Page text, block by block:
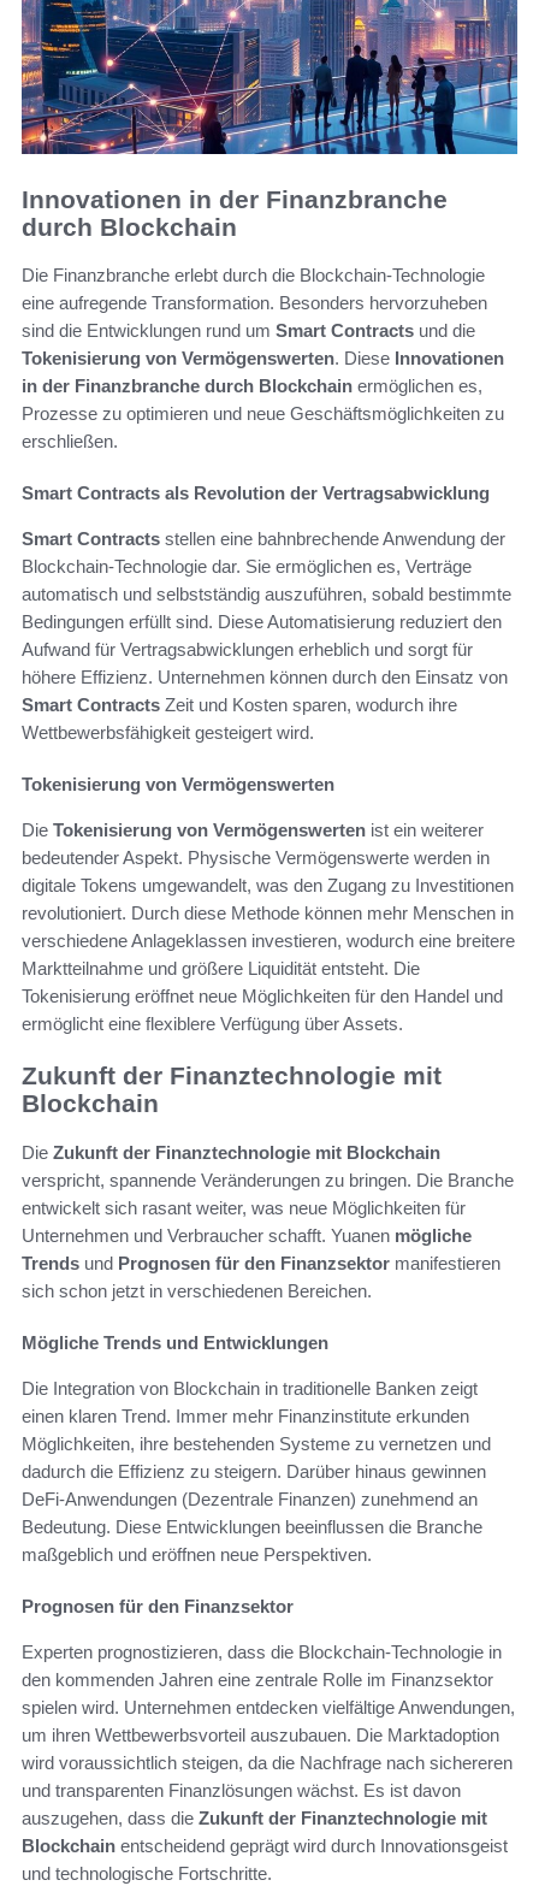
Innovationen in der Finanzbranche
durch Blockchain
Die Finanzbranche erlebt durch die Blockchain-Technologie
eine aufregende Transformation. Besonders hervorzuheben
sind die Entwicklungen rund um Smart Contracts und die
Tokenisierung von Vermögenswerten. Diese Innovationen
in der Finanzbranche durch Blockchain ermöglichen es,
Prozesse zu optimieren und neue Geschäftsmöglichkeiten zu
erschließen.
Smart Contracts als Revolution der Vertragsabwicklung
Smart Contracts stellen eine bahnbrechende Anwendung der
Blockchain-Technologie dar. Sie ermöglichen es, Verträge
automatisch und selbstständig auszuführen, sobald bestimmte
Bedingungen erfüllt sind. Diese Automatisierung reduziert den
Aufwand für Vertragsabwicklungen erheblich und sorgt für
höhere Effizienz. Unternehmen können durch den Einsatz von
Smart Contracts Zeit und Kosten sparen, wodurch ihre
Wettbewerbsfähigkeit gesteigert wird.
Tokenisierung von Vermögenswerten
Die Tokenisierung von Vermögenswerten ist ein weiterer
bedeutender Aspekt. Physische Vermögenswerte werden in
digitale Tokens umgewandelt, was den Zugang zu Investitionen
revolutioniert. Durch diese Methode können mehr Menschen in
verschiedene Anlageklassen investieren, wodurch eine breitere
Marktteilnahme und größere Liquidität entsteht. Die
Tokenisierung eröffnet neue Möglichkeiten für den Handel und
ermöglicht eine flexiblere Verfügung über Assets.
Zukunft der Finanztechnologie mit
Blockchain
Die Zukunft der Finanztechnologie mit Blockchain
verspricht, spannende Veränderungen zu bringen. Die Branche
entwickelt sich rasant weiter, was neue Möglichkeiten für
Unternehmen und Verbraucher schafft. Yuanen mögliche
Trends und Prognosen für den Finanzsektor manifestieren
sich schon jetzt in verschiedenen Bereichen.
Mögliche Trends und Entwicklungen
Die Integration von Blockchain in traditionelle Banken zeigt
einen klaren Trend. Immer mehr Finanzinstitute erkunden
Möglichkeiten, ihre bestehenden Systeme zu vernetzen und
dadurch die Effizienz zu steigern. Darüber hinaus gewinnen
DeFi-Anwendungen (Dezentrale Finanzen) zunehmend an
Bedeutung. Diese Entwicklungen beeinflussen die Branche
maßgeblich und eröffnen neue Perspektiven.
Prognosen für den Finanzsektor
Experten prognostizieren, dass die Blockchain-Technologie in
den kommenden Jahren eine zentrale Rolle im Finanzsektor
spielen wird. Unternehmen entdecken vielfältige Anwendungen,
um ihren Wettbewerbsvorteil auszubauen. Die Marktadoption
wird voraussichtlich steigen, da die Nachfrage nach sichereren
und transparenten Finanzlösungen wächst. Es ist davon
auszugehen, dass die Zukunft der Finanztechnologie mit
Blockchain entscheidend geprägt wird durch Innovationsgeist
und technologische Fortschritte.